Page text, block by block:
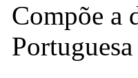
Compõe a